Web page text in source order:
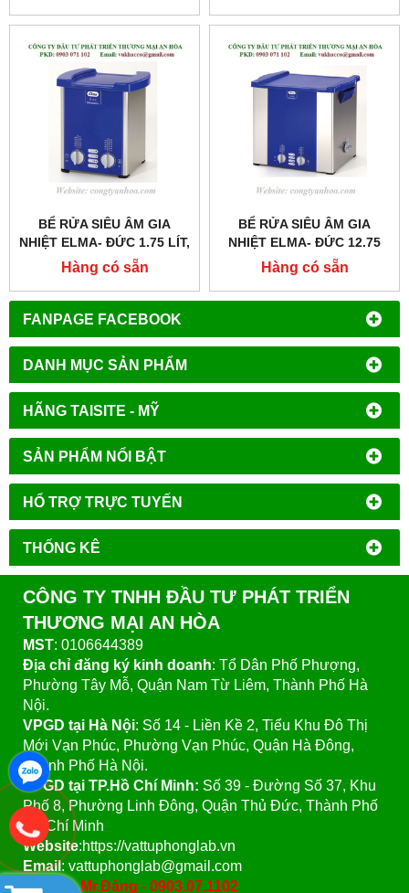
FANPAGE FACEBOOK
DANH MỤC SẢN PHẨM
HÃNG TAISITE - MỸ
SẢN PHẨM NỔI BẬT
HỔ TRỢ TRỰC TUYẾN
THỐNG KÊ
BỂ RỬA SIÊU ÂM GIA
NHIỆT ELMA- ĐỨC 1.75 LÍT,
MODEL: S15H
Hàng có sẵn
BỂ RỬA SIÊU ÂM GIA
NHIỆT ELMA- ĐỨC 12.75
LÍT, MODEL: S120H
Hàng có sẵn
CÔNG TY TNHH ĐẦU TƯ PHÁT TRIỂN
THƯƠNG MẠI AN HÒA
MST: 0106644389
Địa chỉ đăng ký kinh doanh: Tổ Dân Phố Phượng,
Phường Tây Mỗ, Quận Nam Từ Liêm, Thành Phố Hà
Nội.
VPGD tại Hà Nội: Số 14 - Liền Kề 2, Tiểu Khu Đô Thị
Mới Vạn Phúc, Phường Vạn Phúc, Quận Hà Đông,
Thành Phố Hà Nội.
VPGD tại TP.Hồ Chí Minh: Số 39 - Đường Số 37, Khu
Phố 8, Phường Linh Đông, Quận Thủ Đức, Thành Phố
Hồ Chí Minh
Website:https://vattuphonglab.vn
Email: vattuphonglab@gmail.com
Hotline: Mr.Đăng - 0903.07.1102